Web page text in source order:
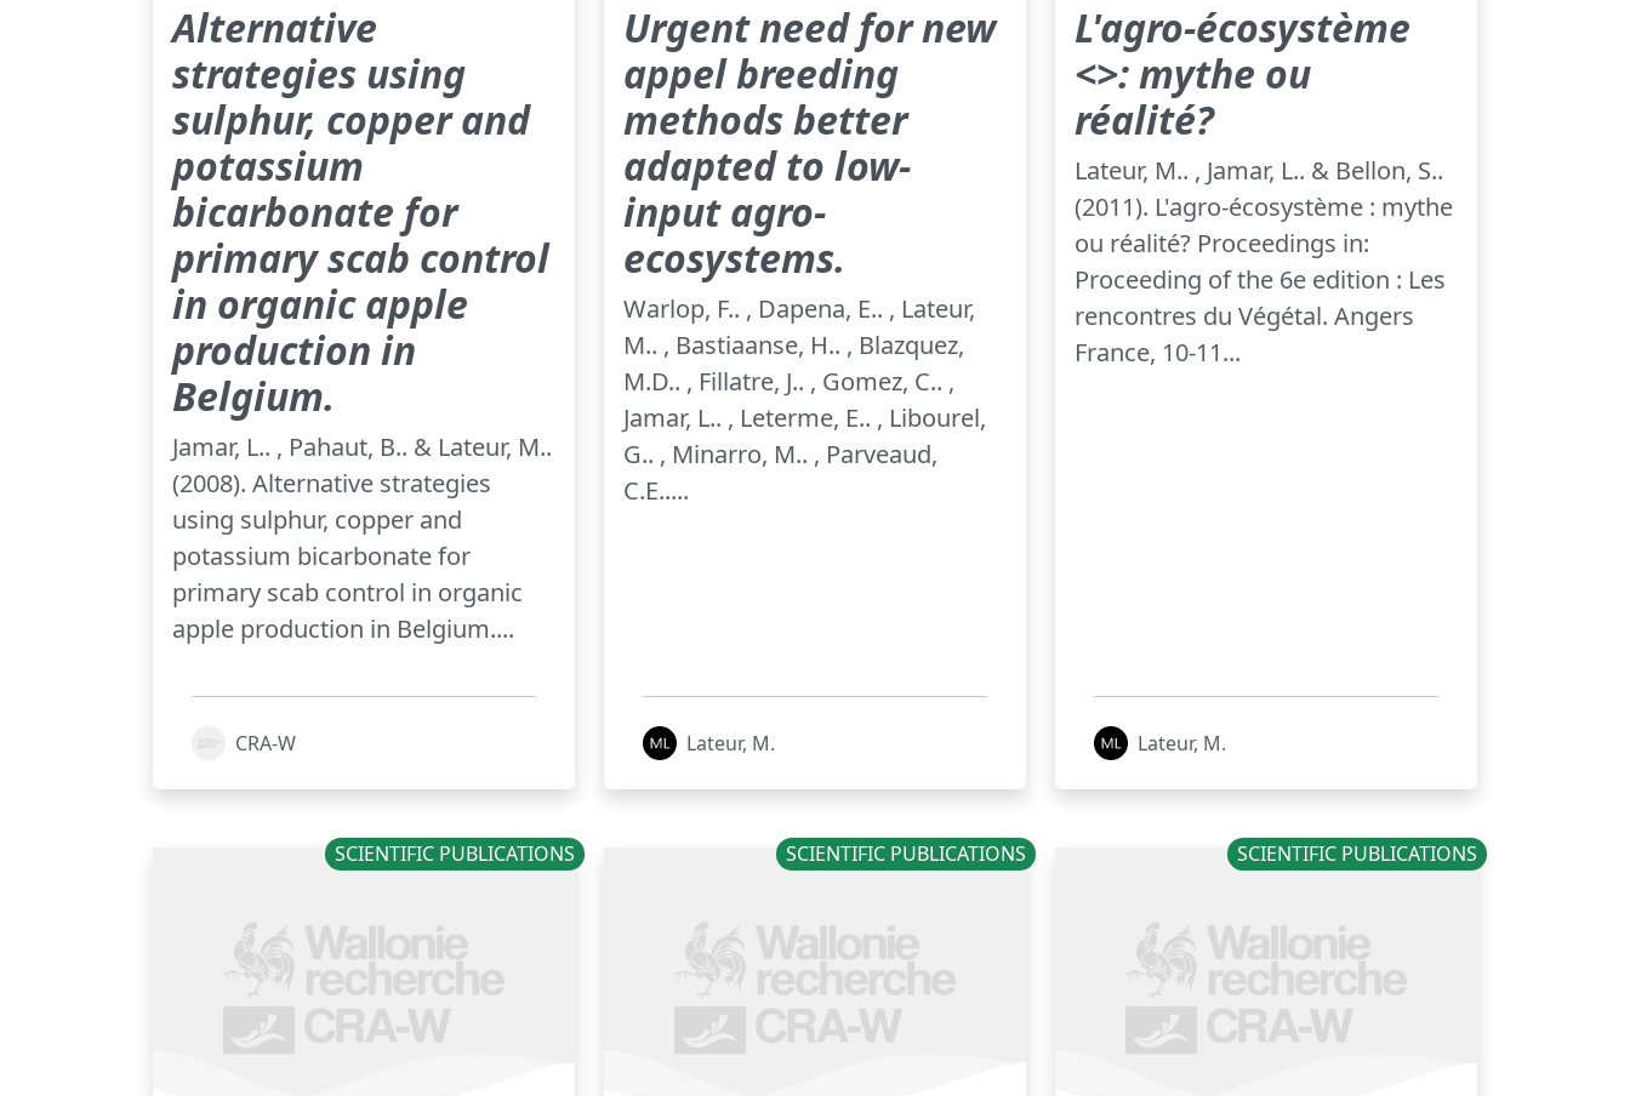
Alternative
strategies using
sulphur, copper and
potassium
bicarbonate for
primary scab control
in organic apple
production in
Belgium.
Jamar, L.. , Pahaut, B.. & Lateur, M..
(2008). Alternative strategies
using sulphur, copper and
potassium bicarbonate for
primary scab control in organic
apple production in Belgium....
CRA-W
Urgent need for new
appel breeding
methods better
adapted to low-
input agro-
ecosystems.
Warlop, F.. , Dapena, E.. , Lateur,
M.. , Bastiaanse, H.. , Blazquez,
M.D.. , Fillatre, J.. , Gomez, C.. ,
Jamar, L.. , Leterme, E.. , Libourel,
G.. , Minarro, M.. , Parveaud,
C.E.....
Lateur, M.
L'agro-écosystème
<>: mythe ou
réalité?
Lateur, M.. , Jamar, L.. & Bellon, S..
(2011). L'agro-écosystème : mythe
ou réalité? Proceedings in:
Proceeding of the 6e edition : Les
rencontres du Végétal. Angers
France, 10-11...
Lateur, M.
SCIENTIFIC PUBLICATIONS SCIENTIFIC PUBLICATIONS SCIENTIFIC PUBLICATIONS